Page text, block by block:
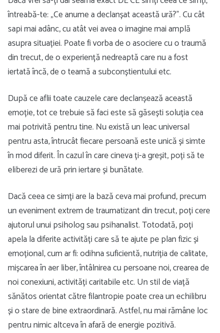
întreabă-te: „Ce anume a declanșat această ură?”. Cu cât
sapi mai adânc, cu atât vei avea o imagine mai amplă
asupra situației. Poate fi vorba de o asociere cu o traumă
din trecut, de o experiență nedreaptă care nu a fost
iertată încă, de o teamă a subconștientului etc.
După ce aflii toate cauzele care declanșează această
emoție, tot ce trebuie să faci este să găsești soluția cea
mai potrivită pentru tine. Nu există un leac universal
pentru asta, întrucât fiecare persoană este unică și simte
în mod diferit. În cazul în care cineva ți-a greșit, poți să te
eliberezi de ură prin iertare și bunătate.
Dacă ceea ce simți are la bază ceva mai profund, precum
un eveniment extrem de traumatizant din trecut, poți cere
ajutorul unui psiholog sau psihanalist. Totodată, poți
apela la diferite activități care să te ajute pe plan fizic și
emoțional, cum ar fi: odihna suficientă, nutriția de calitate,
mișcarea în aer liber, întâlnirea cu persoane noi, crearea de
noi conexiuni, activități caritabile etc. Un stil de viață
sănătos orientat către filantropie poate crea un echilibru
și o stare de bine extraordinară. Astfel, nu mai rămâne loc
pentru nimic altceva în afară de energie pozitivă.